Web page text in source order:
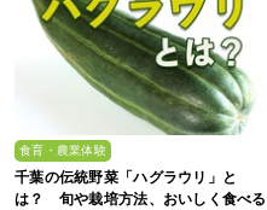
食育・農業体験
千葉の伝統野菜「ハグラウリ」と
は？ 旬や栽培方法、おいしく食べる